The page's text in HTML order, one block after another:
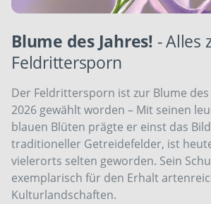
Blume des Jahres! - Alles
Feldrittersporn
Der Feldrittersporn ist zur Blume des
2026 gewählt worden – Mit seinen
blauen Blüten prägte er einst das Bild
traditioneller Getreidefelder, ist
vielerorts selten geworden. Sein
exemplarisch für den Erhalt
Kulturlandschaften.